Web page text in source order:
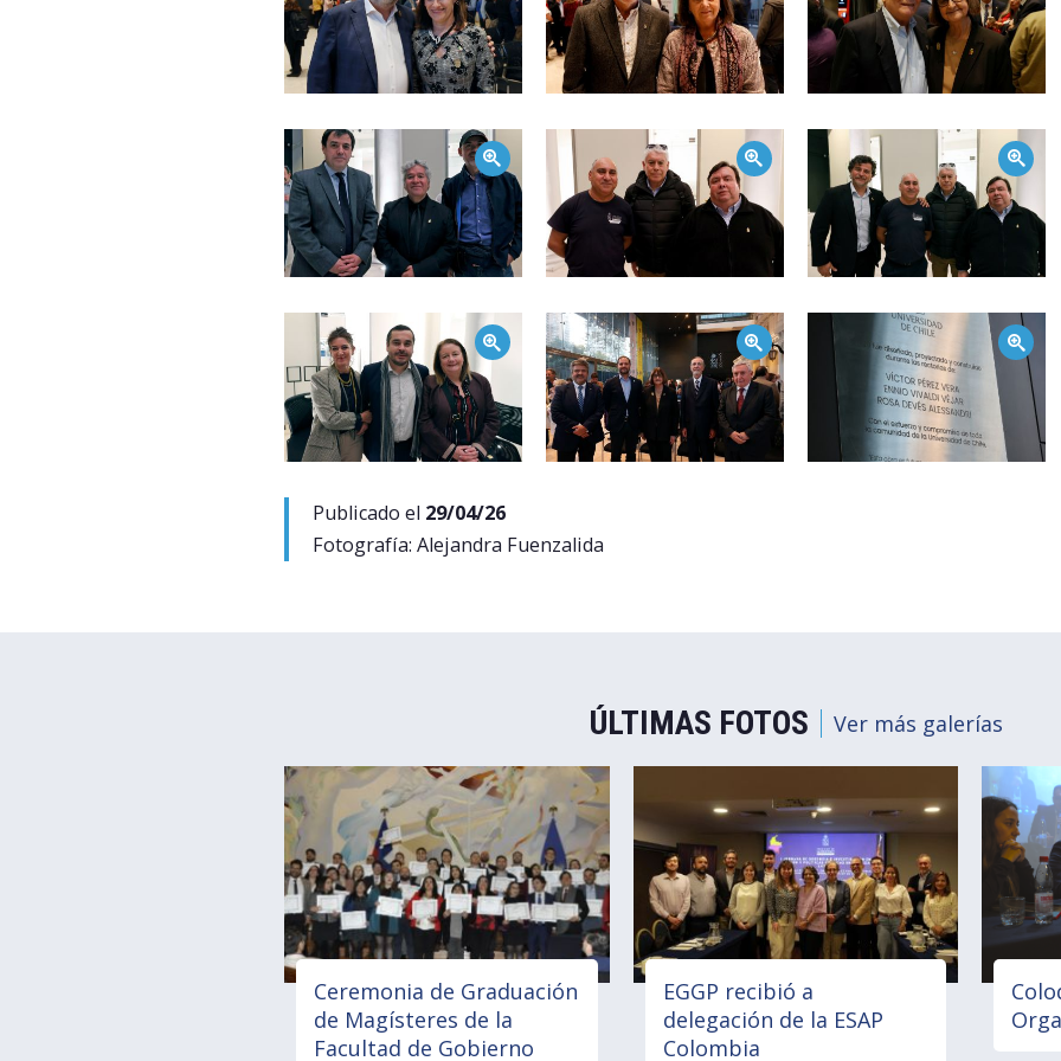
Zoom Zoom Zoom
Zoom Zoom Zoom
Publicado el 29/04/26
Fotografía: Alejandra Fuenzalida
ÚLTIMAS FOTOS Ver más galerías
Ceremonia de Graduación
de Magísteres de la
Facultad de Gobierno
EGGP recibió a
delegación de la ESAP
Colombia